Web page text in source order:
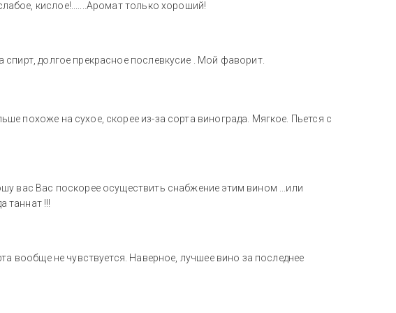
кислое!.......Аромат только хороший!
долгое прекрасное послевкусие . Мой фаворит.
похоже на сухое, скорее из-за сорта винограда. Мягкое. Пьется с
вас Вас поскорее осуществить снабжение этим вином ...или
таннат !!!
вообще не чувствуется. Наверное, лучшее вино за последнее